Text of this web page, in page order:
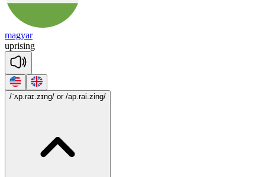
magyar
uprising
/ˈʌp.raɪ.zɪng/ or /ap.rai.zing/